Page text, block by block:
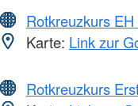
Rotkreuzkurs
Karte: Link zur
Rotkreuzkurs